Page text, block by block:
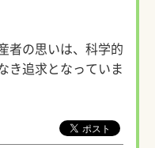
者の思いは、科学的
き追求となっていま